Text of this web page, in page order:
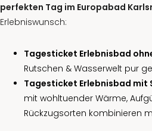
perfekten Tag im Europabad
Erlebniswunsch:
Tagesticket Erlebnisbad
Rutschen & Wasserwelt pur
Tagesticket Erlebnisbad mit
mit wohltuender Wärme,
Rückzugsorten kombinieren